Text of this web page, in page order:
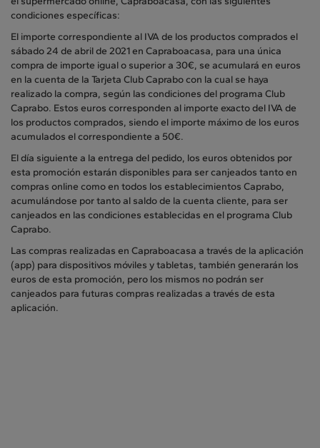
condiciones específicas:
El importe correspondiente al IVA de los productos comprados el
sábado 24 de abril de 2021 en Capraboacasa, para una única
compra de importe igual o superior a 30€, se acumulará en euros
en la cuenta de la Tarjeta Club Caprabo con la cual se haya
realizado la compra, según las condiciones del programa Club
Caprabo. Estos euros corresponden al importe exacto del IVA de
los productos comprados, siendo el importe máximo de los euros
acumulados el correspondiente a 50€.
El día siguiente a la entrega del pedido, los euros obtenidos por
esta promoción estarán disponibles para ser canjeados tanto en
compras online como en todos los establecimientos Caprabo,
acumulándose por tanto al saldo de la cuenta cliente, para ser
canjeados en las condiciones establecidas en el programa Club
Caprabo.
Las compras realizadas en Capraboacasa a través de la aplicación
(app) para dispositivos móviles y tabletas, también generarán los
euros de esta promoción, pero los mismos no podrán ser
canjeados para futuras compras realizadas a través de esta
aplicación.